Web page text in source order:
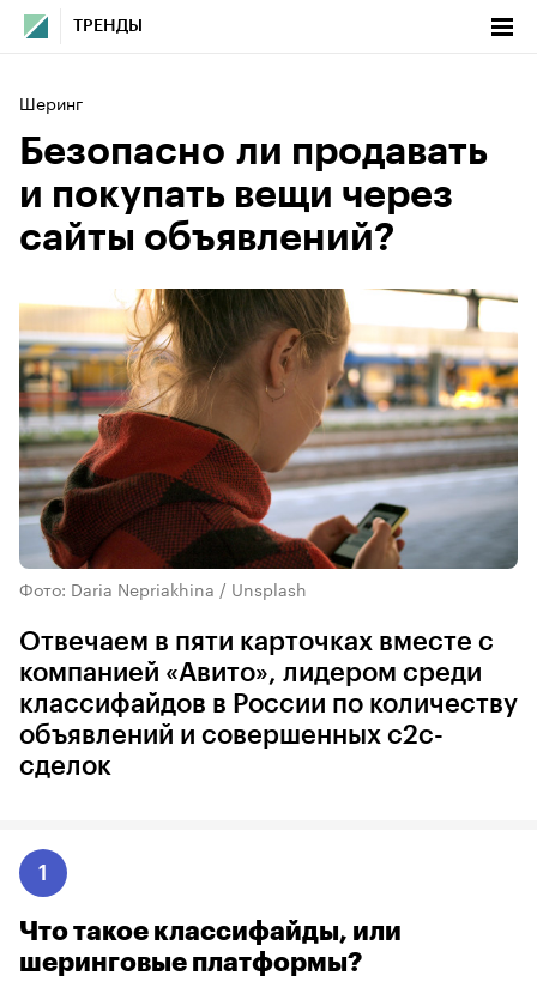
ТРЕНДЫ
Шеринг
Безопасно ли продавать
и покупать вещи через
сайты объявлений?
Фото: Daria Nepriakhina / Unsplash
Отвечаем в пяти карточках вместе с
компанией «Авито», лидером среди
классифайдов в России по количеству
объявлений и совершенных с2с-
сделок
1
Что такое классифайды, или
шеринговые платформы?